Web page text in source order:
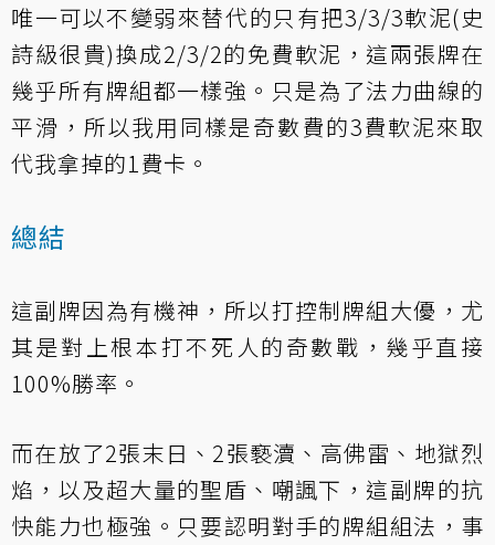
唯一可以不變弱來替代的只有把3/3/3軟泥(史
詩級很貴)換成2/3/2的免費軟泥，這兩張牌在
幾乎所有牌組都一樣強。只是為了法力曲線的
平滑，所以我用同樣是奇數費的3費軟泥來取
代我拿掉的1費卡。
總結
這副牌因為有機神，所以打控制牌組大優，尤
其是對上根本打不死人的奇數戰，幾乎直接
100%勝率。
而在放了2張末日、2張褻瀆、高佛雷、地獄烈
焰，以及超大量的聖盾、嘲諷下，這副牌的抗
快能力也極強。只要認明對手的牌組組法，事